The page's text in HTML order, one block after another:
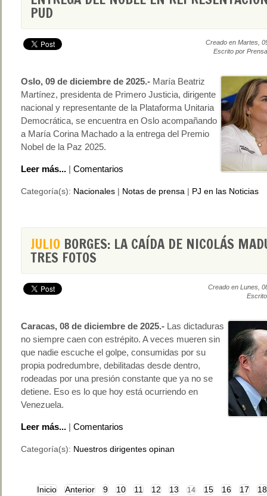
PUD
Creado en Martes,
Escrito por
Oslo, 09 de diciembre de 2025.- María Beatriz
Martínez, presidenta de Primero Justicia, dirigente
nacional y representante de la Plataforma Unitaria
Democrática, se encuentra en Oslo acompañando
a María Corina Machado a la entrega del Premio
Nobel de la Paz 2025.
Leer más... | Comentarios
Categoría(s): Nacionales | Notas de prensa | PJ en las Noticias
JULIO BORGES: LA CAÍDA DE NICOLÁS
TRES FOTOS
Creado en Lunes,
Caracas, 08 de diciembre de 2025.- Las dictaduras
no siempre caen con estrépito. A veces mueren sin
que nadie escuche el golpe, consumidas por su
propia podredumbre, debilitadas desde dentro,
rodeadas por una presión constante que ya no se
detiene. Eso es lo que hoy está ocurriendo en
Venezuela.
Leer más... | Comentarios
Categoría(s): Nuestros dirigentes opinan
Inicio Anterior 9 10 11 12 13 14 15 16 17
18